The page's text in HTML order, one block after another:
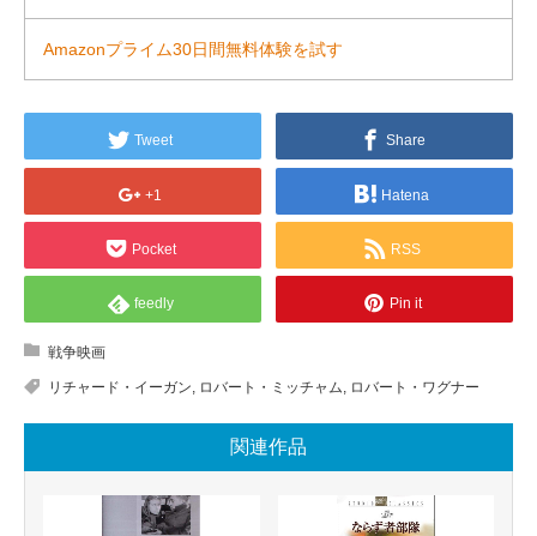
Amazonプライム30日間無料体験を試す
Tweet Share
+1 Hatena
Pocket RSS
feedly Pin it
戦争映画
リチャード・イーガン ロバート・ミッチャム ロバート・ワグナー
関連作品